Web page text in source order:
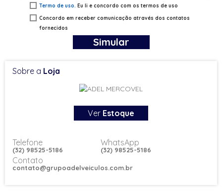
Termo de uso. Eu li e concordo com os termos de uso
Concordo em receber comunicação através dos contatos
fornecidos
Simular
Sobre a Loja
Ver Estoque
Telefone
(32) 98525-5186
Contato
contato@grupoadelveiculos.com.br
WhatsApp
(32) 98525-5186